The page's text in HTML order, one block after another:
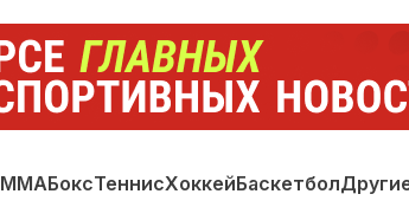
ММАБоксТеннисХоккейБаскетбол